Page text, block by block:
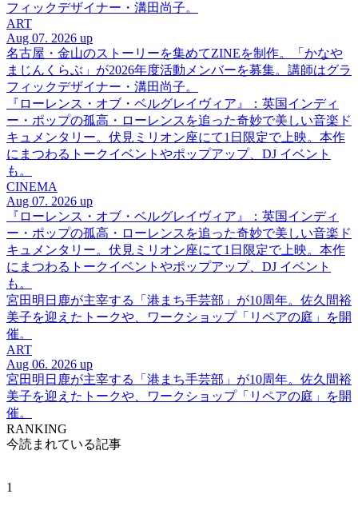
フィックデザイナー・溝田尚子。
ART
Aug 07. 2026 up
名古屋・金山のストーリーを集めてZINEを制作。「かなや
まじんくらぶ」が2026年度活動メンバーを募集。講師はグラ
フィックデザイナー・溝田尚子。
『ローレンス・オブ・ベルグレイヴィア』：英国インディ
ー・ポップの孤高・ローレンスを追った奇妙で美しい音楽ド
キュメンタリー。伏見ミリオン座にて1日限定で上映。本作
にまつわるトークイベントやポップアップ、DJ イベント
も。
CINEMA
Aug 07. 2026 up
『ローレンス・オブ・ベルグレイヴィア』：英国インディ
ー・ポップの孤高・ローレンスを追った奇妙で美しい音楽ド
キュメンタリー。伏見ミリオン座にて1日限定で上映。本作
にまつわるトークイベントやポップアップ、DJ イベント
も。
宮田明日鹿が主宰する「港まち手芸部」が10周年。佐久間裕
美子を迎えたトークや、ワークショップ「リペアの庭」を開
催。
ART
Aug 06. 2026 up
宮田明日鹿が主宰する「港まち手芸部」が10周年。佐久間裕
美子を迎えたトークや、ワークショップ「リペアの庭」を開
催。
RANKING
今読まれている記事
1